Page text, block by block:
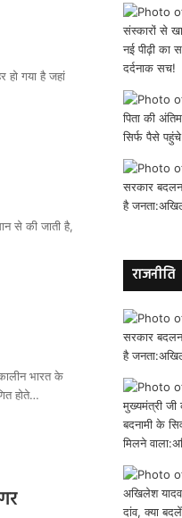
गया है जहां
से की जाती है,
भारत के
होते…
राजनीति